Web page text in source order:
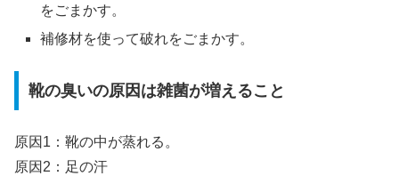
をごまかす。
補修材を使って破れをごまかす。
靴の臭いの原因は雑菌が増えること
原因1：靴の中が蒸れる。
原因2：足の汗